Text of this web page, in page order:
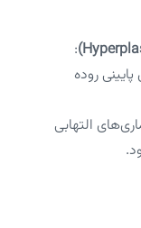
:
روده
التهابی